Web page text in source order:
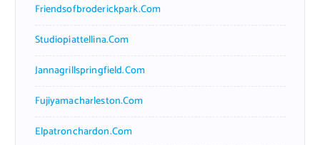
Friendsofbroderickpark.com
Studiopiattellina.com
Jannagrillspringfield.com
Fujiyamacharleston.com
Elpatronchardon.com